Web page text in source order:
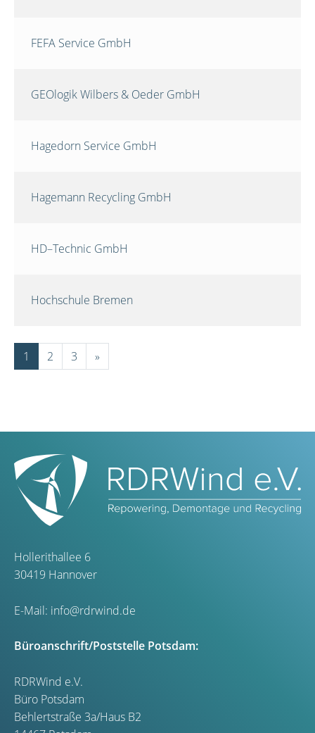
FEFA Service GmbH
GEOlogik Wilbers & Oeder GmbH
Hagedorn Service GmbH
Hagemann Recycling GmbH
HD–Technic GmbH
Hochschule Bremen
1 2 3 »
Hollerithallee 6
30419 Hannover
E-Mail: info@rdrwind.de
Büroanschrift/Poststelle Potsdam:
RDRWind e.V.
Büro Potsdam
Behlertstraße 3a/Haus B2